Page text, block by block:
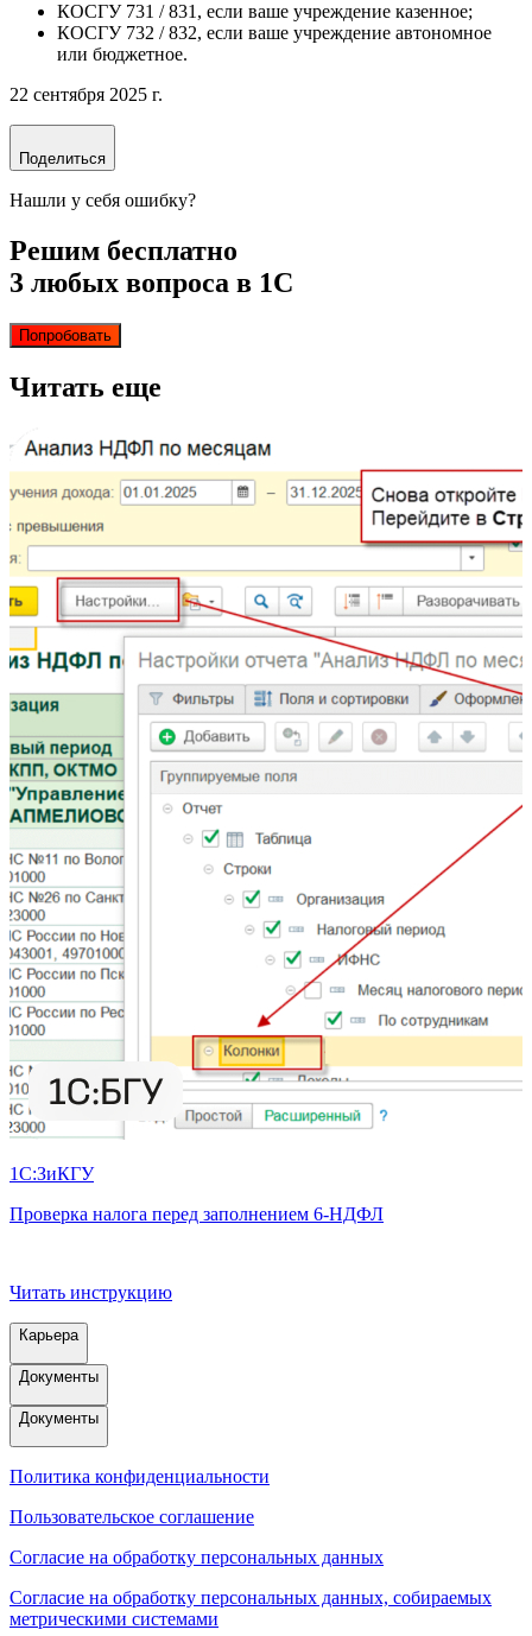
КОСГУ 731 / 831, если ваше учреждение казенное;
КОСГУ 732 / 832, если ваше учреждение автономное
или бюджетное.
22 сентября 2025 г.
Поделиться
Нашли у себя ошибку?
Решим бесплатно
3 любых вопроса в 1С
Попробовать
Читать еще
1С:ЗиКГУ
Проверка налога перед заполнением 6‑НДФЛ
Читать инструкцию
Карьера
Документы
Документы
Политика конфиденциальности
Пользовательское соглашение
Согласие на обработку персональных данных
Согласие на обработку персональных данных, собираемых
метрическими системами